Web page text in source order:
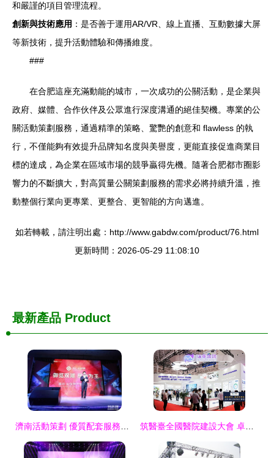
和嚴謹的項目管理流程。
創新與技術應用 ：是否善于運用AR/VR、線上直播、互動數據大屏
等新技術，提升活動體驗和傳播維度。
###
在合肥這座充滿動能的城市，一次成功的公關活動，是企業與
政府、媒體、合作伙伴及公眾進行深度溝通的絕佳契機。專業的公
關活動策劃服務，通過精準的策略、驚艷的創意和 flawless 的執
行，不僅能夠有效提升品牌知名度與美譽度，更能直接促進商業目
標的達成，為企業在區域市場的競爭贏得先機。隨著合肥都市圈影
響力的不斷擴大，對高質量公關策劃服務的需求必將持續升溫，推
動整個行業向更專業、更整合、更智能的方向邁進。
如若轉載，請注明出處：http://www.gabdw.com/product/76.html
更新時間：2026-05-29 11:08:10
最新產品 Product